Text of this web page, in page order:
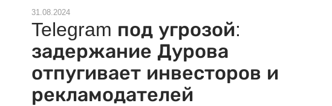
31.08.2024
Telegram под угрозой:
задержание Дурова
отпугивает инвесторов и
рекламодателей